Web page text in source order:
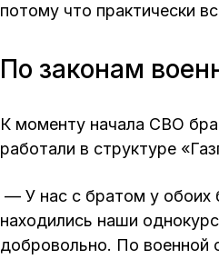
потому что практически
По законам
К моменту начала СВО
работали в структуре
— У нас с братом у обоих
находились наши
добровольно. По военной